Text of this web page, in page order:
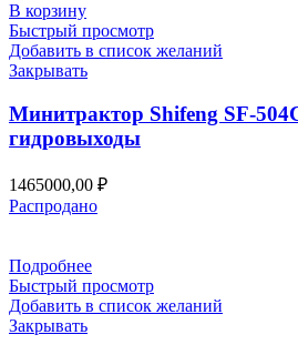
В корзину
Быстрый просмотр
Добавить в список желаний
Закрывать
Минитрактор Shifeng SF-
гидровыходы
1465000,00 ₽
Распродано
Подробнее
Быстрый просмотр
Добавить в список желаний
Закрывать